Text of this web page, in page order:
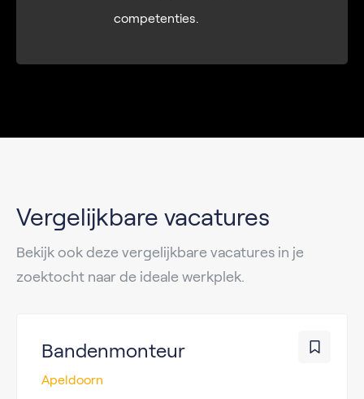
competenties.
Vergelijkbare vacatures
Bekijk ook deze vergelijkbare vacatures in je
zoektocht naar de ideale werkplek.
Bandenmonteur
Apeldoorn